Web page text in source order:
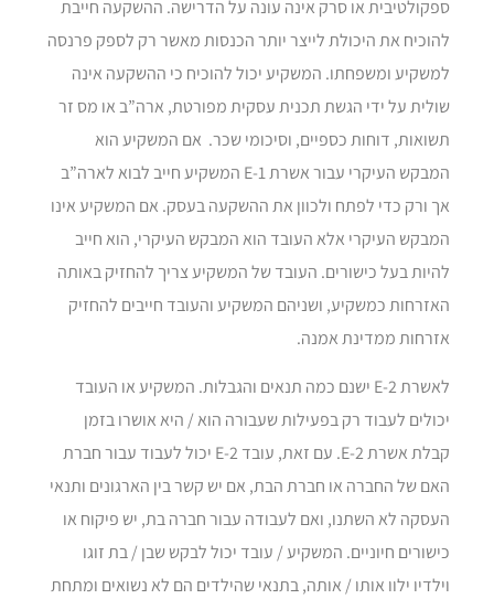
ספקולטיבית או סרק אינה עונה על הדרישה. ההשקעה חייבת
להוכיח את היכולת לייצר יותר הכנסות מאשר רק לספק פרנסה
למשקיע ומשפחתו. המשקיע יכול להוכיח כי ההשקעה אינה
שולית על ידי הגשת תכנית עסקית מפורטת, ארה”ב או מס זר
תשואות, דוחות כספיים, וסיכומי שכר. אם המשקיע הוא
המבקש העיקרי עבור אשרת E-1 המשקיע חייב לבוא לארה”ב
אך ורק כדי לפתח ולכוון את ההשקעה בעסק. אם המשקיע אינו
המבקש העיקרי אלא העובד הוא המבקש העיקרי, הוא חייב
להיות בעל כישורים. העובד של המשקיע צריך להחזיק באותה
האזרחות כמשקיע, ושניהם המשקיע והעובד חייבים להחזיק
אזרחות ממדינת אמנה.
לאשרת E-2 ישנם כמה תנאים והגבלות. המשקיע או העובד
יכולים לעבוד רק בפעילות שעבורה הוא / היא אושרו בזמן
קבלת אשרת E-2. עם זאת, עובד E-2 יכול לעבוד עבור חברת
האם של החברה או חברת הבת, אם יש קשר בין הארגונים ותנאי
העסקה לא השתנו, ואם לעבודה עבור חברה בת, יש פיקוח או
כישורים חיוניים. המשקיע / עובד יכול לבקש שבן / בת זוגו
וילדיו ילוו אותו / אותה, בתנאי שהילדים הם לא נשואים ומתחת